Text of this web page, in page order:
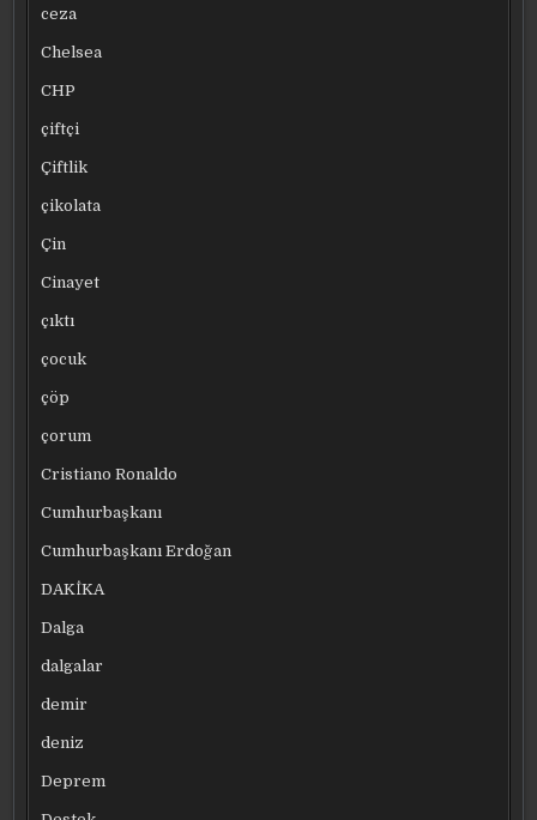
ceza
Chelsea
CHP
çiftçi
Çiftlik
çikolata
Çin
Cinayet
çıktı
çocuk
çöp
çorum
Cristiano Ronaldo
Cumhurbaşkanı
Cumhurbaşkanı Erdoğan
DAKİKA
Dalga
dalgalar
demir
deniz
Deprem